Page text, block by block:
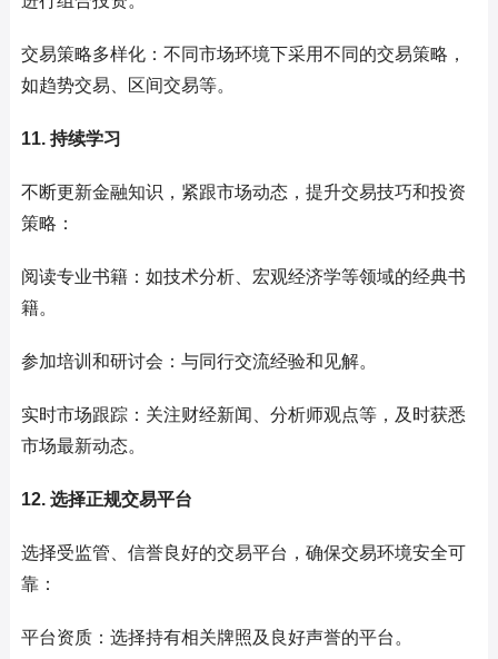
交易策略多样化：不同市场环境下采用不同的交易策略，
如趋势交易、区间交易等。
11. 持续学习
不断更新金融知识，紧跟市场动态，提升交易技巧和投资
策略：
阅读专业书籍：如技术分析、宏观经济学等领域的经典书
籍。
参加培训和研讨会：与同行交流经验和见解。
实时市场跟踪：关注财经新闻、分析师观点等，及时获悉
市场最新动态。
12. 选择正规交易平台
选择受监管、信誉良好的交易平台，确保交易环境安全可
靠：
平台资质：选择持有相关牌照及良好声誉的平台。